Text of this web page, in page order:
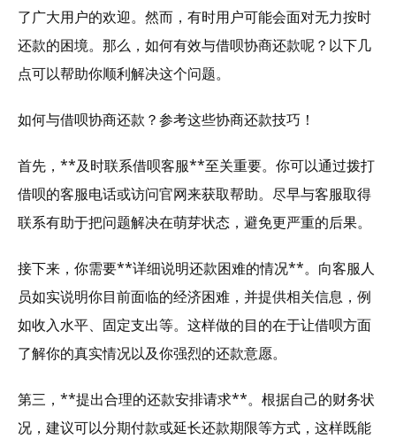
了广大用户的欢迎。然而，有时用户可能会面对无力按时
还款的困境。那么，如何有效与借呗协商还款呢？以下几
点可以帮助你顺利解决这个问题。
如何与借呗协商还款？参考这些协商还款技巧！
首先，**及时联系借呗客服**至关重要。你可以通过拨打
借呗的客服电话或访问官网来获取帮助。尽早与客服取得
联系有助于把问题解决在萌芽状态，避免更严重的后果。
接下来，你需要**详细说明还款困难的情况**。向客服人
员如实说明你目前面临的经济困难，并提供相关信息，例
如收入水平、固定支出等。这样做的目的在于让借呗方面
了解你的真实情况以及你强烈的还款意愿。
第三，**提出合理的还款安排请求**。根据自己的财务状
况，建议可以分期付款或延长还款期限等方式，这样既能